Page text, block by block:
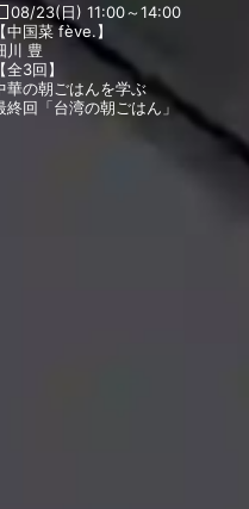
08/23(日) 11:00～14:00
【中国菜 fève.】
川 豊
【全3回】
華の朝ごはんを学ぶ
終回「台湾の朝ごはん」